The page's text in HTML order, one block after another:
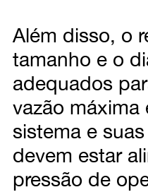
Além disso, o
tamanho e o
adequados
vazão máxima
sistema e
devem estar
pressão de